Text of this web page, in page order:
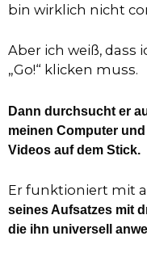
bin wirklich nicht
Aber ich weiß,
„Go!“ klicken muss.
Dann durchsucht er
meinen Computer
Videos auf dem Stick.
Er funktioniert mit
seines Aufsatzes mit
die ihn universell